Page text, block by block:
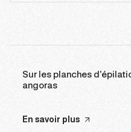
Sur les planches
angoras
En savoir plus